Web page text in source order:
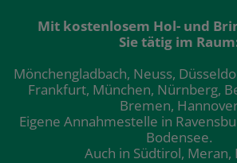
Mit kostenlosem Hol- und
Sie tätig im
Mönchengladbach, Neuss,
Frankfurt, München, Nürnberg,
Bremen,
Eigene Annahmestelle in
Bodensee.
Auch in Südtirol, Meran,